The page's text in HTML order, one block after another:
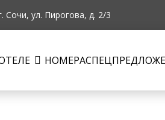
Сочи, ул. Пирогова, д. 2/3
НОМЕРА